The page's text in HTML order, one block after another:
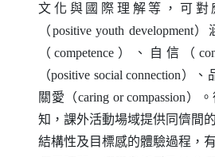
文化與國際理解等，可對
（positive youth development）
（competence ）、自信（
（positive social connection）、
關愛（caring or compassion）
知，課外活動場域提供同儕間
結構性及目標感的體驗過程，